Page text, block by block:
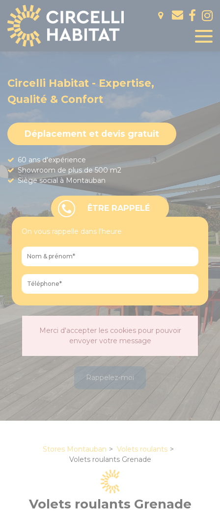
Circelli Habitat - Expertise,
Qualité & Confort
Déplacement et devis gratuit
60 ans d'expérience
Showroom de plus de 500 m2
Siège social à Montauban
ÊTRE RAPPELÉ
On vous rappelle dans l'heure
Merci d'accepter les cookies pour pouvoir
envoyer votre message
Rappelez-moi
Stores Montauban
Volets roulants
Volets roulants Grenade
Volets roulants Grenade
Panneau de gestion des cookies